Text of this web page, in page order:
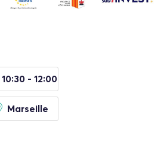
10:30 - 12:00
Marseille